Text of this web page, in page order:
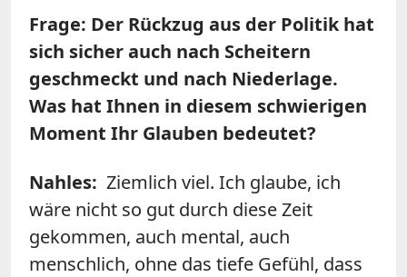
Frage: Der Rückzug aus der Politik hat
sich sicher auch nach Scheitern
geschmeckt und nach Niederlage.
Was hat Ihnen in diesem schwierigen
Moment Ihr Glauben bedeutet?
Nahles: Ziemlich viel. Ich glaube, ich
wäre nicht so gut durch diese Zeit
gekommen, auch mental, auch
menschlich, ohne das tiefe Gefühl, dass